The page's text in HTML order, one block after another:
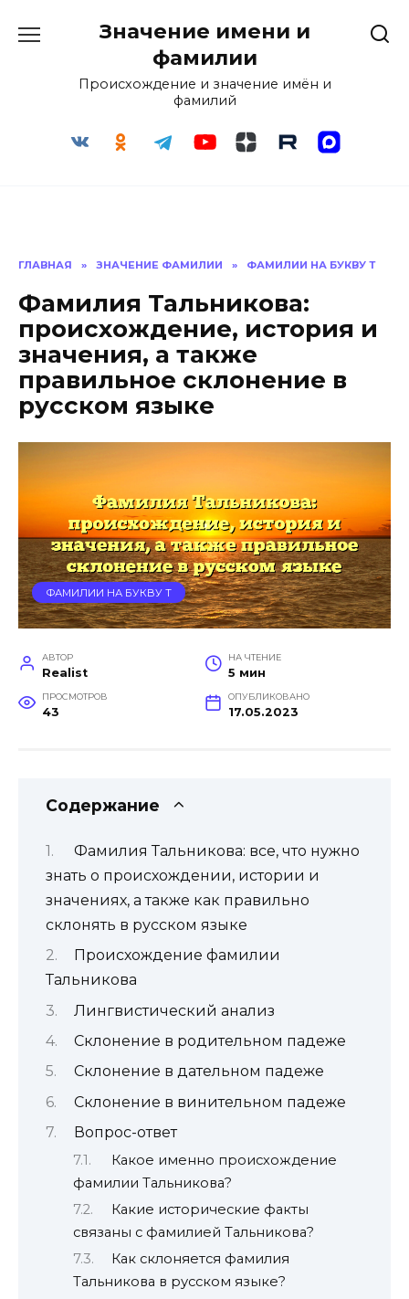
Значение имени и
фамилии
Происхождение и значение имён и
фамилий
ГЛАВНАЯ » ЗНАЧЕНИЕ ФАМИЛИИ » ФАМИЛИИ НА БУКВУ Т
Фамилия Тальникова:
происхождение, история и
значения, а также
правильное склонение в
русском языке
ФАМИЛИИ НА БУКВУ Т
АВТОР
Realist
НА ЧТЕНИЕ
5 мин
ПРОСМОТРОВ
43
ОПУБЛИКОВАНО
17.05.2023
Содержание
Фамилия Тальникова: все, что нужно
знать о происхождении, истории и
значениях, а также как правильно
склонять в русском языке
Происхождение фамилии
Тальникова
Лингвистический анализ
Склонение в родительном падеже
Склонение в дательном падеже
Склонение в винительном падеже
Вопрос-ответ
Какое именно происхождение
фамилии Тальникова?
Какие исторические факты
связаны с фамилией Тальникова?
Как склоняется фамилия
Тальникова в русском языке?